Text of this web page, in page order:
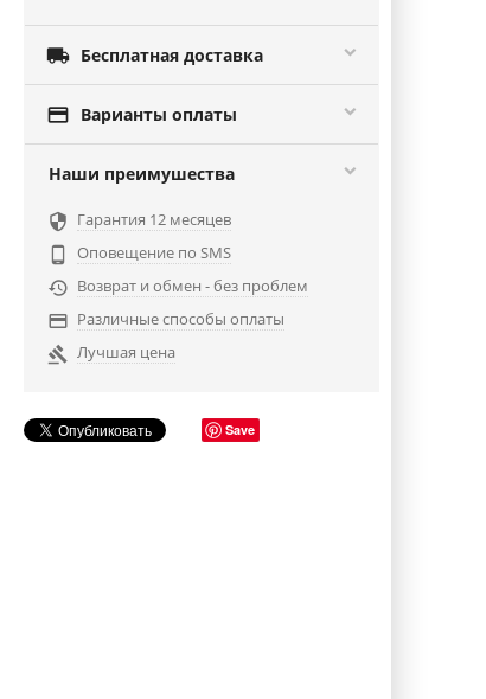
 Бесплатная доставка
 Варианты оплаты
Наши преимушества
 Гарантия 12 месяцев

Оповещение по SMS
 Возврат и обмен - без проблем
 Различные способы оплаты
 Лучшая цена
Save